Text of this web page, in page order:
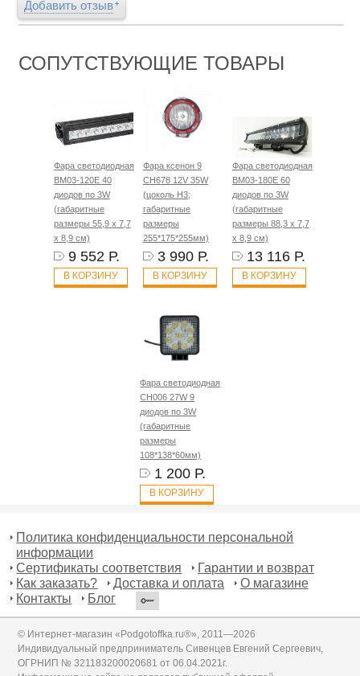
Добавить отзыв
СОПУТСТВУЮЩИЕ ТОВАРЫ
Фара светодиодная
BM03-120E 40
диодов по 3W
(габаритные
размеры 55,9 х 7,7
х 8,9 см)
9 552 Р.
В КОРЗИНУ
Фара ксенон 9
CH678 12V 35W
(цоколь H3;
габаритные
размеры
255*175*255мм)
3 990 Р.
В КОРЗИНУ
Фара светодиодная
BM03-180E 60
диодов по 3W
(габаритные
размеры 88,3 х 7,7
х 8,9 см)
13 116 Р.
В КОРЗИНУ
Фара светодиодная
CH006 27W 9
диодов по 3W
(габаритные
размеры
108*138*60мм)
1 200 Р.
В КОРЗИНУ
Политика конфиденциальности персональной
информации
Сертификаты соответствия
Гарантии и возврат
Как заказать?
Доставка и оплата
О магазине
Контакты
Блог
© Интернет-магазин «Podgotoffka.ru®», 2011—2026
Индивидуальный предприниматель Сивенцев Евгений Сергеевич,
ОГРНИП № 321183200020681 от 06.04.2021г.